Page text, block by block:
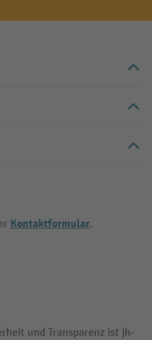
Kontaktformular.
und Transparenz ist jh-